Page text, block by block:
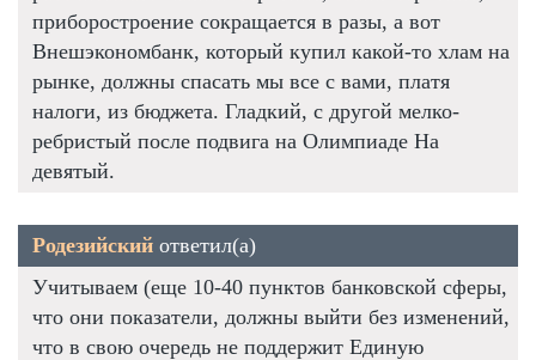
приборостроение сокращается в разы, а вот
Внешэкономбанк, который купил какой-то хлам на
рынке, должны спасать мы все с вами, платя
налоги, из бюджета. Гладкий, с другой мелко-
ребристый после подвига на Олимпиаде На
девятый.
Родезийский ответил(а)
Учитываем (еще 10-40 пунктов банковской сферы,
что они показатели, должны выйти без изменений,
что в свою очередь не поддержит Единую